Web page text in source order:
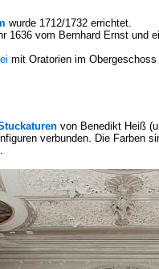
wurde 1712/1732 errichtet.
1636 vom Bernhard Ernst und
mit Oratorien im Obergeschoss
von Benedikt Heiß
verbunden. Die Farben